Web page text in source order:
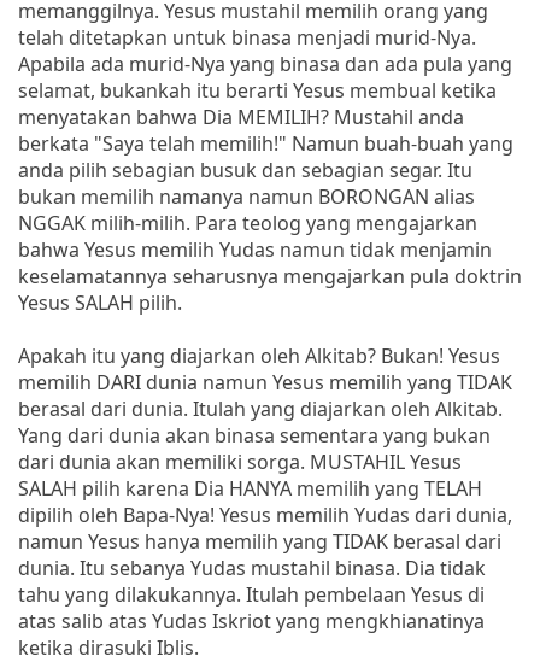
memanggilnya. Yesus mustahil memilih orang yang
telah ditetapkan untuk binasa menjadi murid-Nya.
Apabila ada murid-Nya yang binasa dan ada pula yang
selamat, bukankah itu berarti Yesus membual ketika
menyatakan bahwa Dia MEMILIH? Mustahil anda
berkata "Saya telah memilih!" Namun buah-buah yang
anda pilih sebagian busuk dan sebagian segar. Itu
bukan memilih namanya namun BORONGAN alias
NGGAK milih-milih. Para teolog yang mengajarkan
bahwa Yesus memilih Yudas namun tidak menjamin
keselamatannya seharusnya mengajarkan pula doktrin
Yesus SALAH pilih.
Apakah itu yang diajarkan oleh Alkitab? Bukan! Yesus
memilih DARI dunia namun Yesus memilih yang TIDAK
berasal dari dunia. Itulah yang diajarkan oleh Alkitab.
Yang dari dunia akan binasa sementara yang bukan
dari dunia akan memiliki sorga. MUSTAHIL Yesus
SALAH pilih karena Dia HANYA memilih yang TELAH
dipilih oleh Bapa-Nya! Yesus memilih Yudas dari dunia,
namun Yesus hanya memilih yang TIDAK berasal dari
dunia. Itu sebanya Yudas mustahil binasa. Dia tidak
tahu yang dilakukannya. Itulah pembelaan Yesus di
atas salib atas Yudas Iskriot yang mengkhianatinya
ketika dirasuki Iblis.